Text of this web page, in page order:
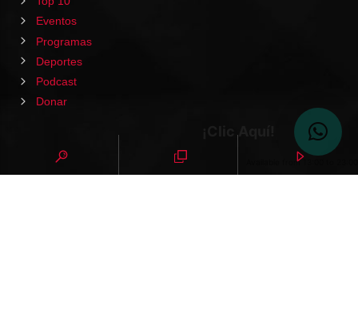
Eventos
Programas
Deportes
Podcast
Donar
¡Clic Aquí!
Available from 13:00 to 23:00